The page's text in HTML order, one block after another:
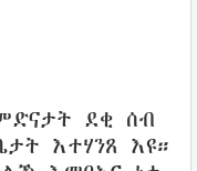
ደቂ ሰብ
እተሃንጸ እዩ።